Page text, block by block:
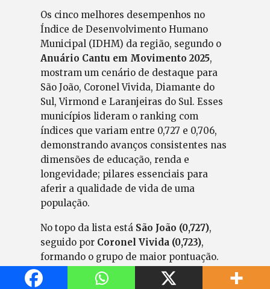
Os cinco melhores desempenhos no
Índice de Desenvolvimento Humano
Municipal (IDHM) da região, segundo o
Anuário Cantu em Movimento 2025,
mostram um cenário de destaque para
São João, Coronel Vivida, Diamante do
Sul, Virmond e Laranjeiras do Sul. Esses
municípios lideram o ranking com
índices que variam entre 0,727 e 0,706,
demonstrando avanços consistentes nas
dimensões de educação, renda e
longevidade; pilares essenciais para
aferir a qualidade de vida de uma
população.
No topo da lista está São João (0,727),
seguido por Coronel Vivida (0,723),
formando o grupo de maior pontuação.
Logo atrás aparecem
Diamante do Sul
(0,722)
Virmond (0,722) , praticamente